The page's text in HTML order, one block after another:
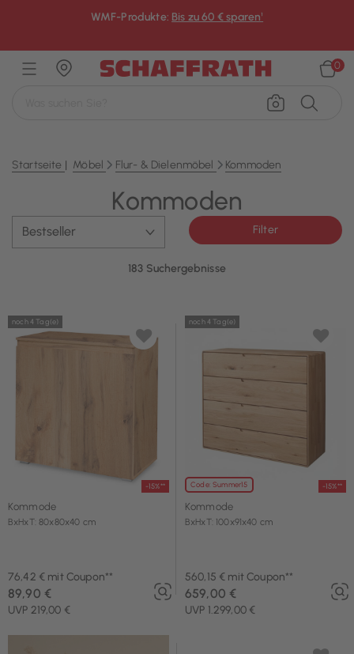
WMF-Produkte: Bis zu 60 € sparen¹
0
Startseite Möbel Flur- & Dielenmöbel Kommoden
Kommoden
Filter
183 Suchergebnisse
-15%**
noch 4 Tag(e)
Kommode
BxHxT: 80x80x40 cm
76,42 € mit Coupon**
UVP 219,00 €
89,90 €
Code: Summer15 -15%**
noch 4 Tag(e)
Kommode
BxHxT: 100x91x40 cm
560,15 € mit Coupon**
UVP 1.299,00 €
659,00 €